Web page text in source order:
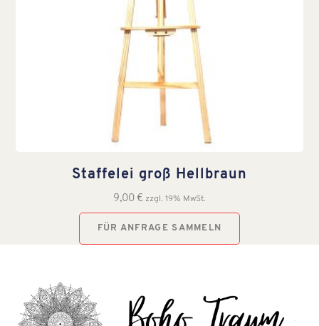
Staffelei groß Hellbraun
9,00 € zzgl. 19% MwSt.
FÜR ANFRAGE SAMMELN